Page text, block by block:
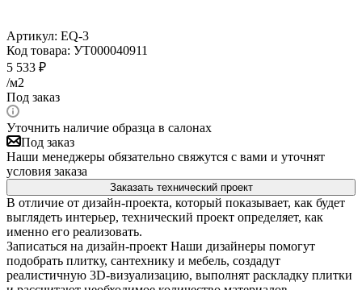
Артикул: EQ-3
Код товара: УТ000040911
5 533 ₽
/м2
Под заказ
Уточнить наличие образца в салонах
Под заказ
Наши менеджеры обязательно свяжутся с вами и уточнят
условия заказа
Заказать технический проект
В отличие от дизайн-проекта, который показывает, как будет
выглядеть интерьер, технический проект определяет, как
именно его реализовать.
Записаться на дизайн-проект Наши дизайнеры помогут
подобрать плитку, сантехнику и мебель, создадут
реалистичную 3D-визуализацию, выполнят раскладку плитки